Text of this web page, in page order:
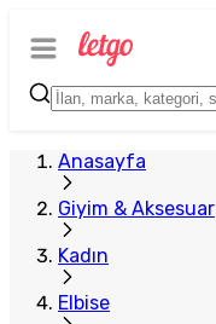
Anasayfa
Giyim & Aksesuar
Kadın
Elbise